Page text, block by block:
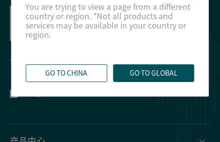
深圳市龙华区观澜街道新澜社区观光路1301-20号302
You are trying to view a page from a different
country or region. *Not all products and
services may be available in your country or
region.
GO TO CHINA GO TO GLOBAL